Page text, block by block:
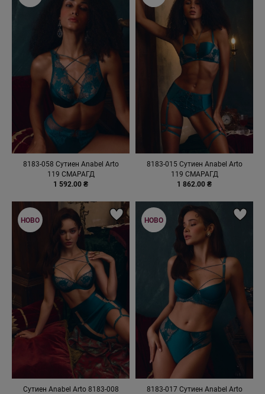
8183-058 Сутиен Anabel Arto
119 СМАРАГД
1 592.00 ₴
8183-015 Сутиен Anabel Arto
119 СМАРАГД
1 862.00 ₴
Сутиен Anabel Arto 8183-008
НОВО
8183-017 Сутиен Anabel Arto
НОВО